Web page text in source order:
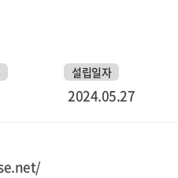
설립일자
2024.05.27